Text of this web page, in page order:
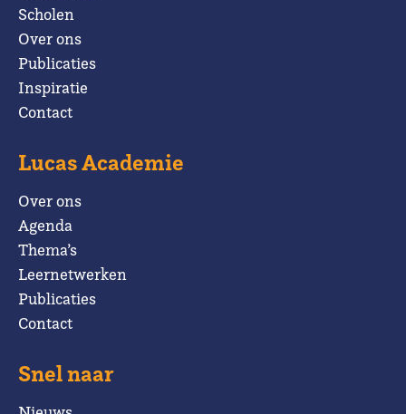
Scholen
Over ons
Publicaties
Inspiratie
Contact
Lucas Academie
Over ons
Agenda
Thema’s
Leernetwerken
Publicaties
Contact
Snel naar